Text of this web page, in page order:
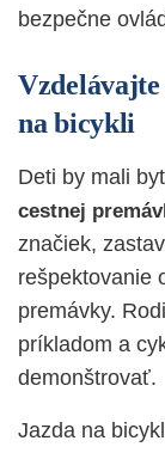
bezpečne
Vzdelávajte
na bicykli
Deti by mali
cestnej
značiek,
rešpektovanie
premávky.
príkladom a
demonštrovať.
Jazda na